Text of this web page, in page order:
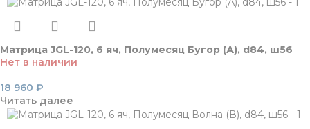
Матрица JGL-120, 6 яч, Полумесяц Бугор (А), d84, ш56
Нет в наличии
18 960 ₽
Читать далее